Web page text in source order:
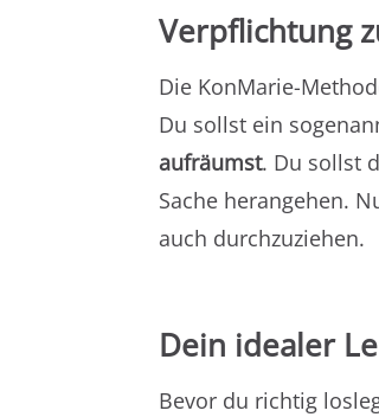
Verpflichtung
Die KonMarie-
Du sollst ein
aufräumst. Du sollst
Sache herangehen.
auch durchzuziehen.
Dein idealer
Bevor du richtig